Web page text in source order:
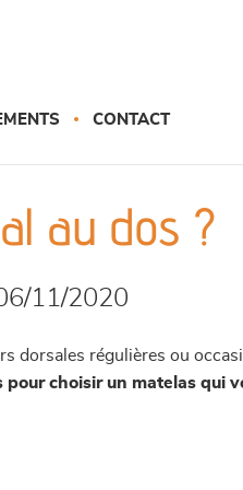
CONTACT
au dos ?
11/2020
dorsales régulières ou
pour choisir un matelas qui